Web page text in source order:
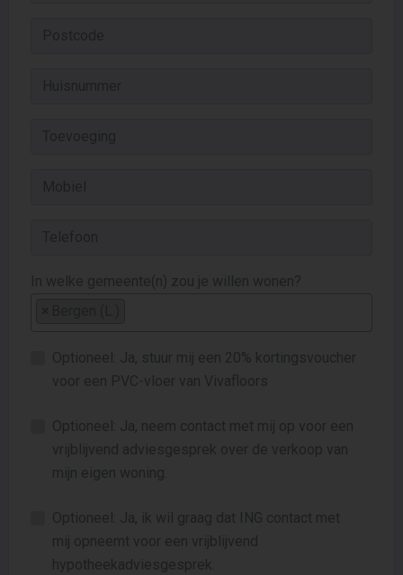
In welke gemeente(n) zou je willen wonen?
Optioneel: Ja, stuur mij een 20% kortingsvoucher
voor een PVC-vloer van Vivafloors
Optioneel: Ja, neem contact met mij op voor een
vrijblijvend adviesgesprek over de verkoop van
mijn eigen woning.
Optioneel: Ja, ik wil graag dat ING contact met
mij opneemt voor een vrijblijvend
hypotheekadviesgesprek.